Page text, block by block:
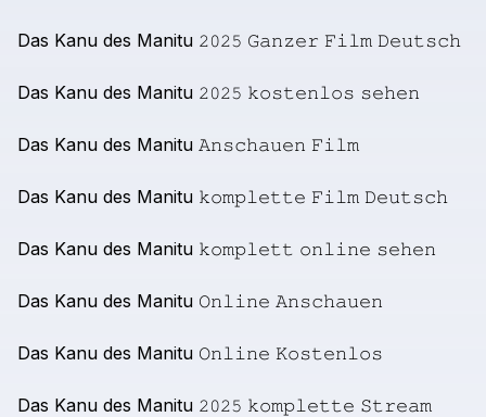
Das Kanu des Manitu 𝟸𝟶𝟸𝟻 𝙶𝚊𝚗𝚣𝚎𝚛 𝙵𝚒𝚕𝚖 𝙳𝚎𝚞𝚝𝚜𝚌𝚑
Das Kanu des Manitu 𝟸𝟶𝟸𝟻 𝚔𝚘𝚜𝚝𝚎𝚗𝚕𝚘𝚜 𝚜𝚎𝚑𝚎𝚗
Das Kanu des Manitu 𝙰𝚗𝚜𝚌𝚑𝚊𝚞𝚎𝚗 𝙵𝚒𝚕𝚖
Das Kanu des Manitu 𝚔𝚘𝚖𝚙𝚕𝚎𝚝𝚝𝚎 𝙵𝚒𝚕𝚖 𝙳𝚎𝚞𝚝𝚜𝚌𝚑
Das Kanu des Manitu 𝚔𝚘𝚖𝚙𝚕𝚎𝚝𝚝 𝚘𝚗𝚕𝚒𝚗𝚎 𝚜𝚎𝚑𝚎𝚗
Das Kanu des Manitu 𝙾𝚗𝚕𝚒𝚗𝚎 𝙰𝚗𝚜𝚌𝚑𝚊𝚞𝚎𝚗
Das Kanu des Manitu 𝙾𝚗𝚕𝚒𝚗𝚎 𝙺𝚘𝚜𝚝𝚎𝚗𝚕𝚘𝚜
Das Kanu des Manitu 𝟸𝟶𝟸𝟻 𝚔𝚘𝚖𝚙𝚕𝚎𝚝𝚝𝚎 𝚂𝚝𝚛𝚎𝚊𝚖